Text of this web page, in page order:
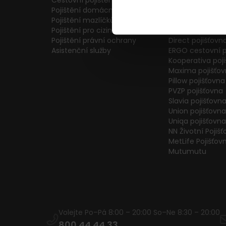
Pojištění domácnosti
Pojištění mazlíčků
Pojištění pro cizince
Pojištění právní ochrany
Asistenční služby
Direct
ERGO cestovní
Kooperativa
Maxima
Pillow pojišťovna
PVZP pojišťovna
Slavia pojišťovna
Union pojišťovna
Uniqa pojišťovna
NN Životní
MetLife
Mutumutu
Volejte Po–Pá 8:00 – 20:00 So–Ne 8:30 – 20:00